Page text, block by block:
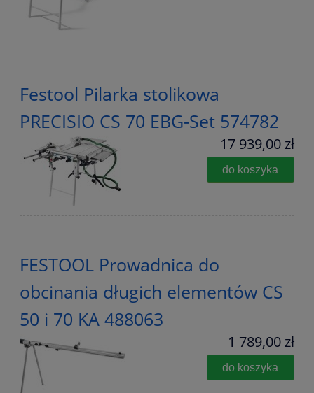
Festool Pilarka stolikowa
PRECISIO CS 70 EBG-Set 574782
17 939,00 zł
do koszyka
FESTOOL Prowadnica do
obcinania długich elementów CS
50 i 70 KA 488063
1 789,00 zł
do koszyka